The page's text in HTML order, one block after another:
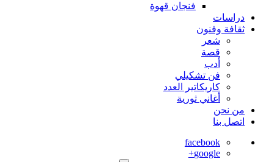
فنجان قهوة
دراسات
ثقافة وفنون
شعر
قصة
أدب
فن تشكيلي
كاريكاتير العدد
أغاني ثورية
من نحن
اتصل بنا
facebook
google+